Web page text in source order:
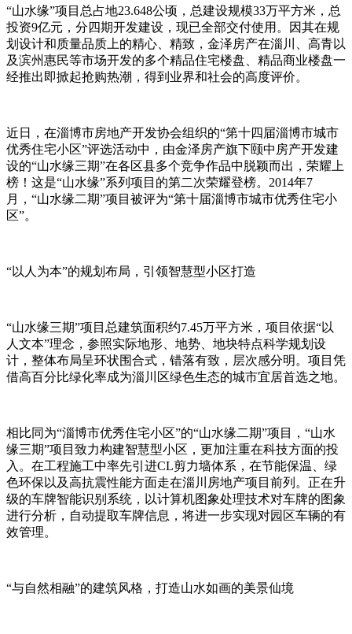
“山水缘”项目总占地23.648公顷，总建设规模33万平方米，总
投资9亿元，分四期开发建设，现已全部交付使用。因其在规
划设计和质量品质上的精心、精致，金泽房产在淄川、高青以
及滨州惠民等市场开发的多个精品住宅楼盘、精品商业楼盘一
经推出即掀起抢购热潮，得到业界和社会的高度评价。
近日，在淄博市房地产开发协会组织的“第十四届淄博市城市
优秀住宅小区”评选活动中，由金泽房产旗下颐中房产开发建
设的“山水缘三期”在各区县多个竞争作品中脱颖而出，荣耀上
榜！这是“山水缘”系列项目的第二次荣耀登榜。2014年7
月，“山水缘二期”项目被评为“第十届淄博市城市优秀住宅小
区”。
“以人为本”的规划布局，引领智慧型小区打造
“山水缘三期”项目总建筑面积约7.45万平方米，项目依据“以
人文本”理念，参照实际地形、地势、地块特点科学规划设
计，整体布局呈环状围合式，错落有致，层次感分明。项目凭
借高百分比绿化率成为淄川区绿色生态的城市宜居首选之地。
相比同为“淄博市优秀住宅小区”的“山水缘二期”项目，“山水
缘三期”项目致力构建智慧型小区，更加注重在科技方面的投
入。在工程施工中率先引进CL剪力墙体系，在节能保温、绿
色环保以及高抗震性能方面走在淄川房地产项目前列。正在升
级的车牌智能识别系统，以计算机图象处理技术对车牌的图象
进行分析，自动提取车牌信息，将进一步实现对园区车辆的有
效管理。
“与自然相融”的建筑风格，打造山水如画的美景仙境